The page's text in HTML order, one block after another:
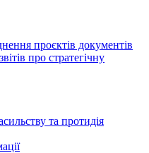
проєктів документів
про стратегічну
та протидія